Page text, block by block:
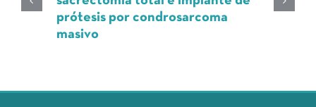
prótesis por condrosarcoma
masivo